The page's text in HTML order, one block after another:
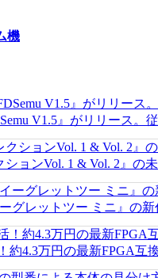
機
V1.5』がリリース
ションVol. 1 & Vol. 2』
グレットツー ミニ』の
約4.3万円の最新FPGA互